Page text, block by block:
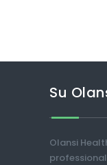
Su
Olansi